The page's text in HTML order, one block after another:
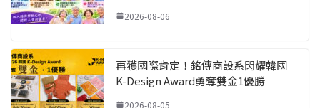
2026-08-06
再獲國際肯定！銘傳商設系閃耀韓國
K-Design Award勇奪雙金1優勝
2026-08-05